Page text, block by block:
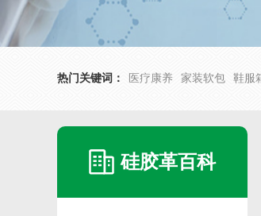
热门关键词： 医疗康养 家装软包 鞋服
硅胶革百科